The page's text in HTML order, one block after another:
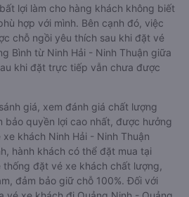
lợi làm cho hàng khách không biết
hợp với mình. Bên cạnh đó, việc
chỗ ngồi yêu thích sau khi đặt vé
Bình từ Ninh Hải - Ninh Thuận giữa
khi đặt trực tiếp vẫn chưa được
giá, xem đánh giá chất lượng
bảo quyền lợi cao nhất, được hưởng
khách Ninh Hải - Ninh Thuận
hành khách có thể đặt mua tại
thống đặt vé xe khách chất lượng,
đảm bảo giữ chỗ 100%. Đối với